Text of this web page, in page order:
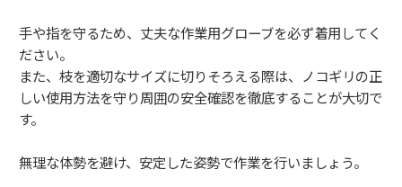
手や指を守るため、丈夫な作業用グローブを必ず着用してく
ださい。
また、枝を適切なサイズに切りそろえる際は、ノコギリの正
しい使用方法を守り周囲の安全確認を徹底することが大切で
す。
無理な体勢を避け、安定した姿勢で作業を行いましょう。